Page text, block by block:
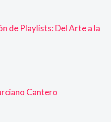
de Playlists: Del Arte a la
Cantero